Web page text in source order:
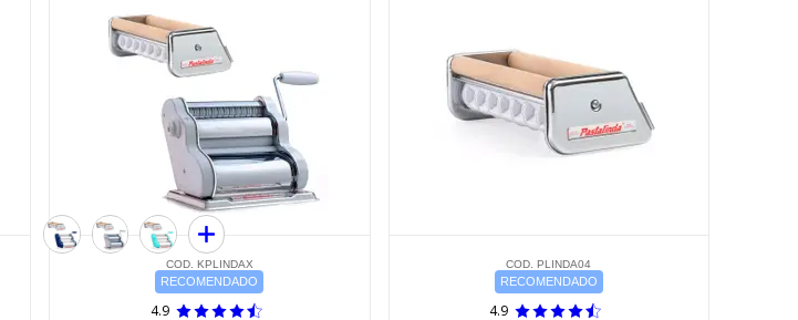
COD. KPLINDAX
RECOMENDADO
4.9
COD. PLINDA04
RECOMENDADO
4.9